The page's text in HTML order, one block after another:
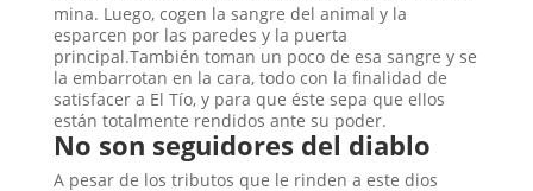
mina. Luego, cogen la sangre del animal y la
esparcen por las paredes y la puerta
principal.También toman un poco de esa sangre y se
la embarrotan en la cara, todo con la finalidad de
satisfacer a El Tío, y para que éste sepa que ellos
están totalmente rendidos ante su poder.
No son seguidores del diablo
A pesar de los tributos que le rinden a este dios